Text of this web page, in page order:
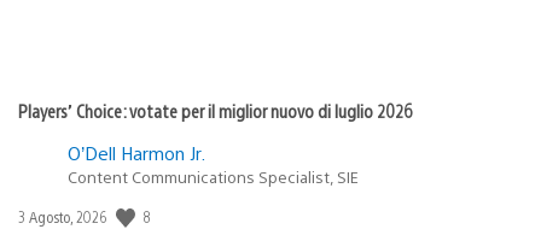
Players’ Choice: votate per il miglior nuovo di luglio 2026
O’Dell Harmon Jr.
Content Communications Specialist, SIE
Data
3 Agosto, 2026 8